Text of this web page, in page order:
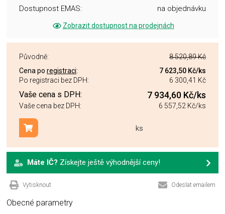
Dostupnost EMAS: na objednávku
Zobrazit dostupnost na prodejnách
Původně:
8 520,89 Kč
Cena po registraci: 7 623,50 Kč/ks
Po registraci bez DPH:
6 300,41 Kč
Vaše cena s DPH: 7 934,60 Kč/ks
Vaše cena bez DPH: 6 557,52 Kč/ks
ks
Přidat do košíku
Máte IČ? Získejte ještě výhodnější ceny!
Vytisknout Odeslat emailem
Obecné parametry